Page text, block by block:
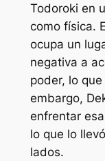
Todoroki en
como física.
ocupa un
negativa a
poder, lo
embargo,
enfrentar
lo que lo
lados.